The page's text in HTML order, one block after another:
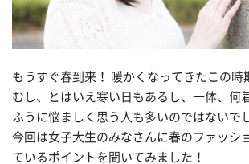
もうすぐ春到来！ 暖かくなってきたこの時
むし、とはいえ寒い日もあるし、一体、
ふうに悩ましく思う人も多いのではないで
今回は女子大生のみなさんに春のファッシ
ているポイントを聞いてみました！